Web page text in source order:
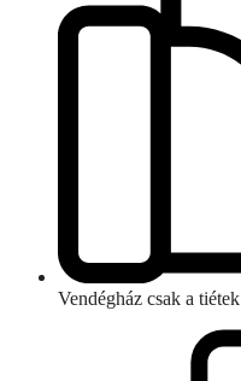
Vendégház csak a tiétek